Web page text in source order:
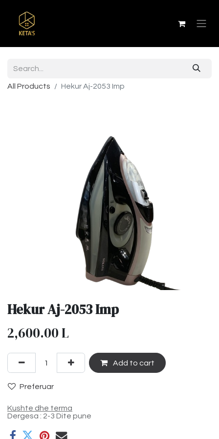
All Products Hekur Aj-2053 Imp
Hekur Aj-2053 Imp
2,600.00L
Add to cart
Preferuar
Kushte dhe terma
Dergesa : 2-3 Dite pune